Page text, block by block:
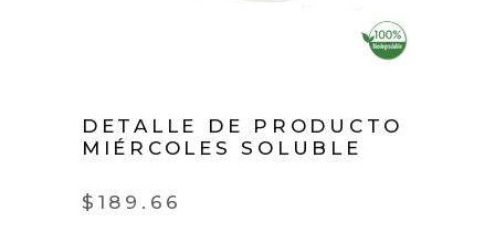
DETALLE DE PRODUCTO
MIÉRCOLES SOLUBLE
$ 189.66